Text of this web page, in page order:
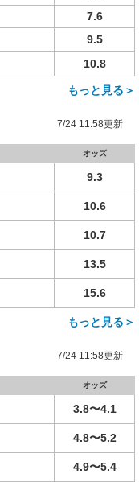
7.6
9.5
10.8
もっと見る＞
7/24 11:58更新
オッズ
9.3
10.6
10.7
13.5
15.6
もっと見る＞
7/24 11:58更新
オッズ
3.8〜4.1
4.8〜5.2
4.9〜5.4